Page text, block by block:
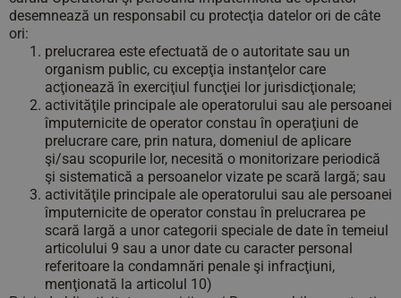
desemnează un responsabil cu protecţia datelor ori de câte
ori:
prelucrarea este efectuată de o autoritate sau un
organism public, cu excepţia instanţelor care
acţionează în exerciţiul funcţiei lor jurisdicţionale;
activităţile principale ale operatorului sau ale persoanei
împuternicite de operator constau în operaţiuni de
prelucrare care, prin natura, domeniul de aplicare
şi/sau scopurile lor, necesită o monitorizare periodică
şi sistematică a persoanelor vizate pe scară largă; sau
activităţile principale ale operatorului sau ale persoanei
împuternicite de operator constau în prelucrarea pe
scară largă a unor categorii speciale de date în temeiul
articolului 9 sau a unor date cu caracter personal
referitoare la condamnări penale şi infracţiuni,
menţionată la articolul 10)